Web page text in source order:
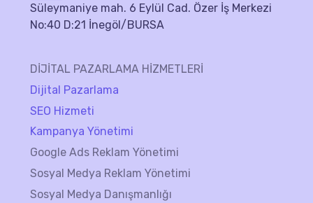
Süleymaniye mah. 6 Eylül Cad. Özer İş Merkezi
No:40 D:21 İnegöl/BURSA
DİJİTAL PAZARLAMA HİZMETLERİ
Dijital Pazarlama
SEO Hizmeti
Kampanya Yönetimi
Google Ads Reklam Yönetimi
Sosyal Medya Reklam Yönetimi
Sosyal Medya Danışmanlığı